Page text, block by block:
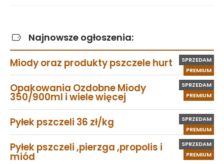
Najnowsze ogłoszenia:
PREMIUM
SPRZEDAM
Miody oraz produkty pszczele hurt
PREMIUM
SPRZEDAM
Opakowania Ozdobne Miody
350/900ml i wiele więcej
PREMIUM
SPRZEDAM
Pyłek pszczeli 36 zł/kg
PREMIUM
SPRZEDAM
Pyłek pszczeli ,pierzga ,propolis i
miód